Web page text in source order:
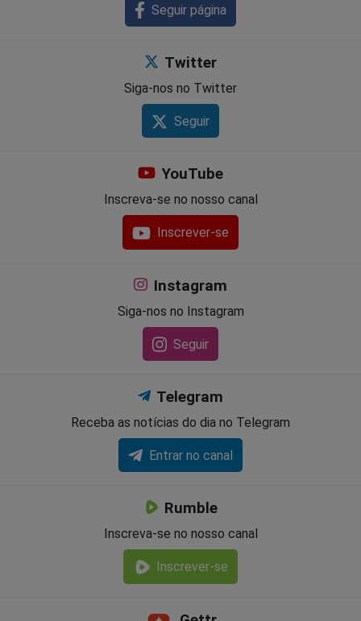
Seguir página
Twitter
Siga-nos no Twitter
Seguir
YouTube
Inscreva-se no nosso canal
Inscrever-se
Instagram
Siga-nos no Instagram
Seguir
Telegram
Receba as notícias do dia no Telegram
Entrar no canal
Rumble
Inscreva-se no nosso canal
Inscrever-se